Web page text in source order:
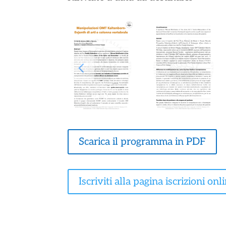
Scarica il programma in PDF
Iscriviti alla pagina iscrizioni